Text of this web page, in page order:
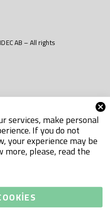
services, make personal
If you do not
your experience may be
please, read the